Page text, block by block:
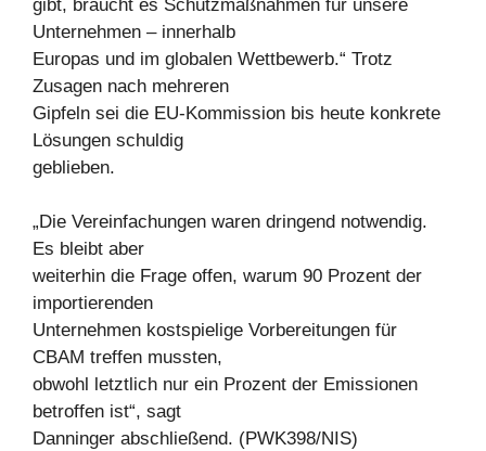
gibt, braucht es Schutzmaßnahmen für unsere
Unternehmen – innerhalb
Europas und im globalen Wettbewerb.“ Trotz
Zusagen nach mehreren
Gipfeln sei die EU-Kommission bis heute konkrete
Lösungen schuldig
geblieben.
„Die Vereinfachungen waren dringend notwendig.
Es bleibt aber
weiterhin die Frage offen, warum 90 Prozent der
importierenden
Unternehmen kostspielige Vorbereitungen für
CBAM treffen mussten,
obwohl letztlich nur ein Prozent der Emissionen
betroffen ist“, sagt
Danninger abschließend. (PWK398/NIS)